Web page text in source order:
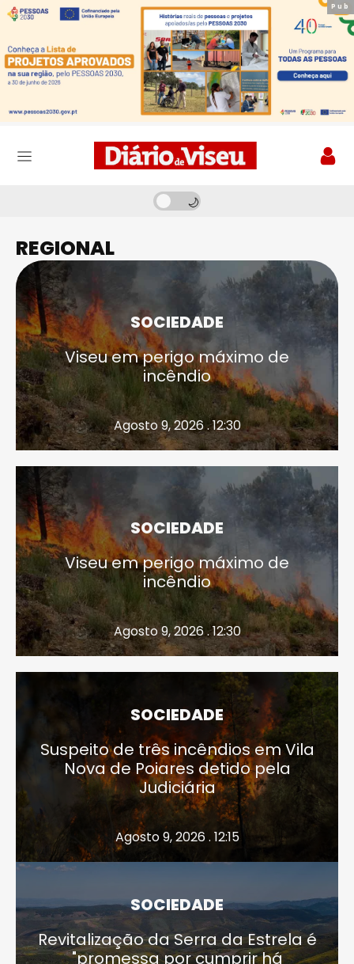
Pub
REGIONAL
SOCIEDADE
Viseu em perigo máximo de
incêndio
Agosto 9, 2026 . 12:30
SOCIEDADE
Viseu em perigo máximo de
incêndio
Agosto 9, 2026 . 12:30
SOCIEDADE
Suspeito de três incêndios em Vila
Nova de Poiares detido pela
Judiciária
Agosto 9, 2026 . 12:15
SOCIEDADE
Revitalização da Serra da Estrela é
"promessa por cumprir há
Pub